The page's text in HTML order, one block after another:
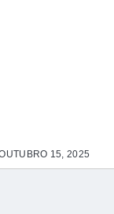
15, 2025